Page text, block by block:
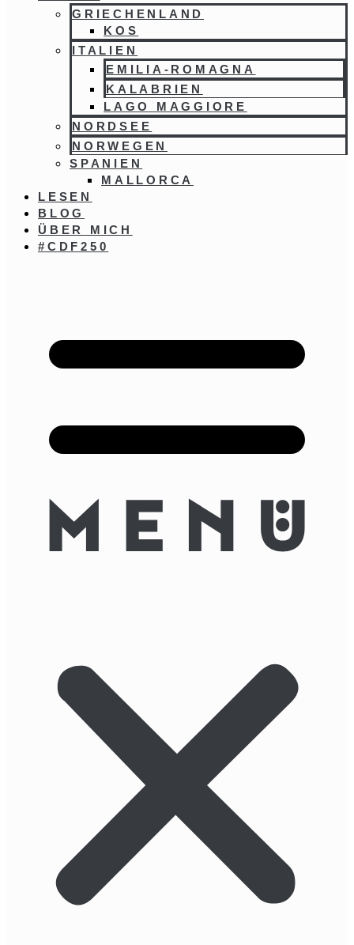
GRIECHENLAND
KOS
ITALIEN
EMILIA-ROMAGNA
KALABRIEN
LAGO MAGGIORE
NORDSEE
NORWEGEN
SPANIEN
MALLORCA
LESEN
BLOG
ÜBER MICH
#CDF250